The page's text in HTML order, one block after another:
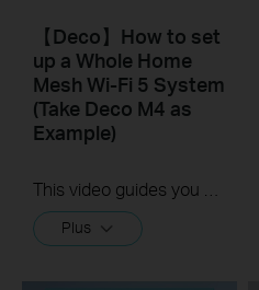
【Deco】How to set
up a Whole Home
Mesh Wi-Fi 5 System
(Take Deco M4 as
Example)
Plus